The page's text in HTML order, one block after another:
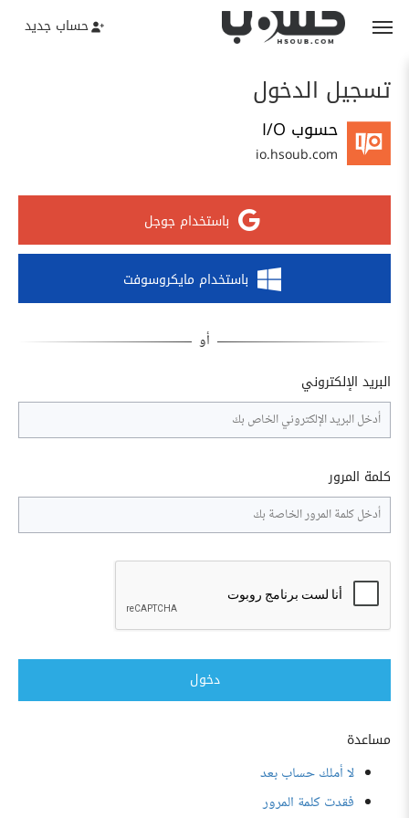
حساب جديد
تسجيل الدخول
حسوب I/O
io.hsoub.com
باستخدام جوجل
باستخدام مايكروسوفت
البريد الإلكتروني
كلمة المرور
دخول
مساعدة
لا أملك حساب بعد
فقدت كلمة المرور